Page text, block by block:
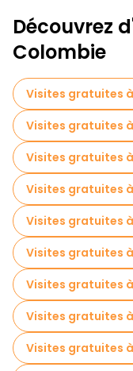
Découvrez
Colombie
Visites gratuites
Visites gratuites
Visites gratuites
Visites gratuites
Visites gratuites
Visites gratuites
Visites gratuites
Visites gratuites
Visites gratuites